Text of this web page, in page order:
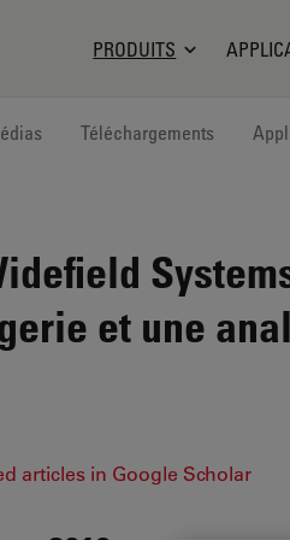
Logo
PRODUITS
Téléchargements
et une
articles in Google Scholar